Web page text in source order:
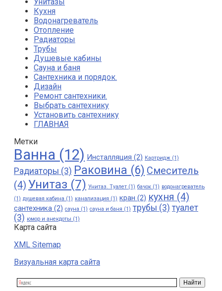
Кухня
Водонагреватель
Отопление
Радиаторы
Трубы
Душевые кабины
Сауна и баня
Сантехника и порядок.
Дизайн
Ремонт сантехники.
Выбрать сантехнику
Установить сантехнику
ГЛАВНАЯ
Метки
Ванна (12) Инсталляция (2) Картридж (1)
Радиаторы (3) Раковина (6) Смеситель
(4) Унитаз (7) Унитаз. Туалет (1) бачок (1) водонагреватель
(1) душевая кабина (1) канализация (1) кран (2) кухня (4)
сантехника (2) сауна (1) сауна и баня (1) трубы (3) туалет
(3) юмор и анекдоты (1)
Карта сайта
XML Sitemap
Визуальная карта сайта